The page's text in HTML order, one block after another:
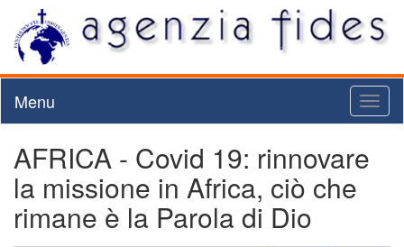
Menu
AFRICA - Covid 19: rinnovare
la missione in Africa, ciò che
rimane è la Parola di Dio